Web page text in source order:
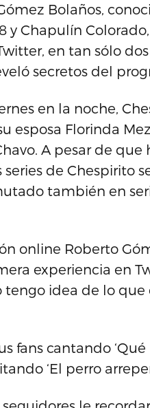
Bolaños,
y Chapulín
en tan sólo
secretos del
en la noche,
esposa Florinda
A pesar de
series de Chespirito
también en
online Roberto
experiencia en
idea de lo que
fans cantando ‘Qué
‘El perro